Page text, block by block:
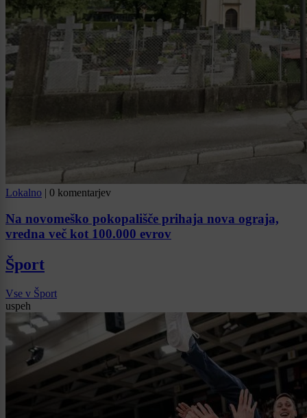
Lokalno | 0 komentarjev
Na novomeško pokopališče prihaja nova ograja,
vredna več kot 100.000 evrov
Šport
Vse v Šport
uspeh